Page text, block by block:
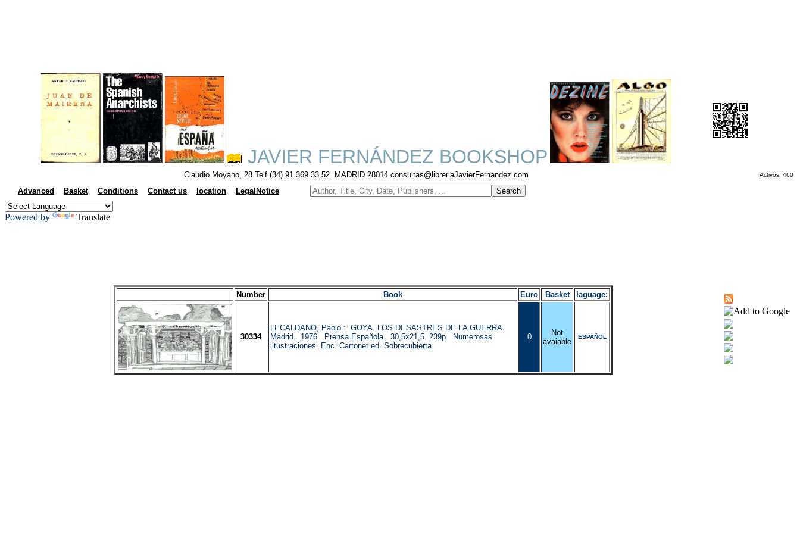
JAVIER FERNÁNDEZ BOOKSHOP
Claudio Moyano, 28 Telf.(34) 91.369.33.52 MADRID 28014 consultas@libreriaJavierFernandez.com Activos: 460
Advanced Basket Conditions Contact us location LegalNotice
Powered by Translate
Number Book Euro Basket laguage:
30334
LECALDANO, Paolo.: GOYA. LOS DESASTRES DE LA GUERRA.
Madrid. 1976. Prensa Española. 30,5x21,5. 239p. Numerosas
iltustraciones. Enc. Cartonet ed. Sobrecubierta.
0
Not
avaiable
ESPAÑOL